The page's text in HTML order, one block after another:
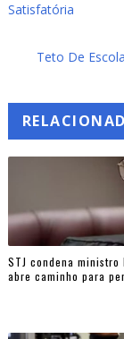
Satisfatória
Teto De
STJ condena
abre caminho para